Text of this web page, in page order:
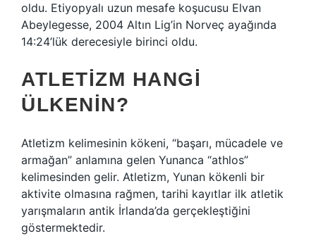
oldu. Etiyopyalı uzun mesafe koşucusu Elvan
Abeylegesse, 2004 Altın Lig’in Norveç ayağında
14:24’lük derecesiyle birinci oldu.
ATLETIZM HANGI
ÜLKENIN?
Atletizm kelimesinin kökeni, “başarı, mücadele ve
armağan” anlamına gelen Yunanca “athlos”
kelimesinden gelir. Atletizm, Yunan kökenli bir
aktivite olmasına rağmen, tarihi kayıtlar ilk atletik
yarışmaların antik İrlanda’da gerçekleştiğini
göstermektedir.